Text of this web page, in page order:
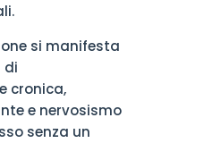
si manifesta
di
cronica,
e nervosismo
senza un